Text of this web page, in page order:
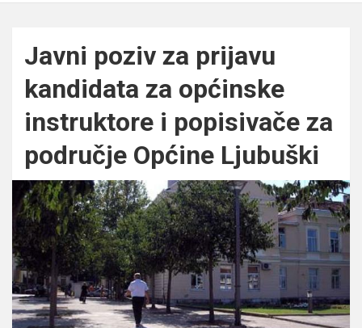
Javni poziv za prijavu
kandidata za općinske
instruktore i popisivače za
područje Općine Ljubuški